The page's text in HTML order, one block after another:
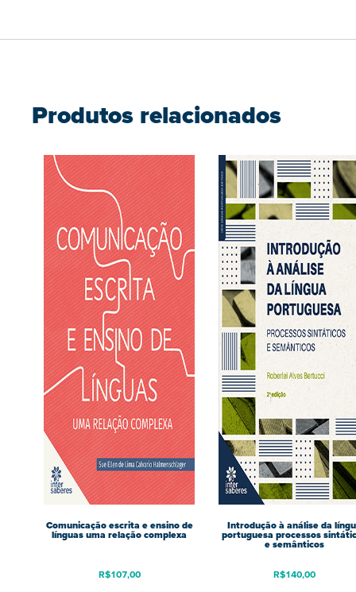
Produtos relacionados
Comunicação escrita e ensino de
línguas uma relação complexa
R$107,00
Introdução à análise da
portuguesa processos
e semânticos
R$140,00